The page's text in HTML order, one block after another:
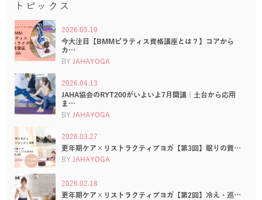
トピックス
2026.05.19
今大注目【BMMピラティス資格講座とは？】コアから
カ…
BY JAHAYOGA
2026.04.13
JAHA協会のRYT200がいよいよ7月開講｜土台から応用
ま…
BY JAHAYOGA
2026.03.27
更年期ケア×リストラクティブヨガ【第3回】眠りの質…
BY JAHAYOGA
2026.02.18
更年期ケア×リストラクティブヨガ【第2回】冷え・巡…